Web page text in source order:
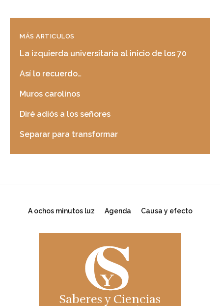
MÁS ARTICULOS
La izquierda universitaria al inicio de los 70
Así lo recuerdo…
Muros carolinos
Diré adiós a los señores
Separar para transformar
A ochos minutos luz Agenda Causa y efecto
Saberes y Ciencias